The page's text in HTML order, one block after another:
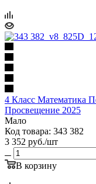
4 Класс Математика
Просвещение 2025
Мало
Код товара: 343 382
3 352 руб./шт
В корзину